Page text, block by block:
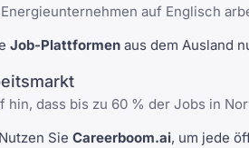
auf Englisch
Job-Plattformen aus dem Ausland
hin, dass bis zu 60 % der Jobs in
Nutzen Sie Careerboom.ai, um jede